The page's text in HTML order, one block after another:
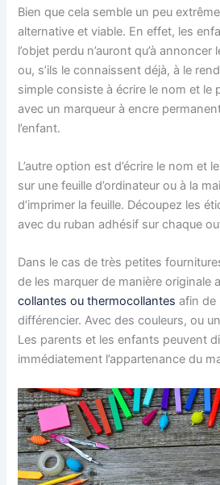
Bien que cela semble un peu
alternative et viable. En effet, les
l’objet perdu n’auront qu’à
ou, s’ils le connaissent déjà, à le
simple consiste à écrire le nom et le
avec un marqueur à encre
l’enfant.
L’autre option est d’écrire le nom et
sur une feuille d’ordinateur ou à la
d’imprimer la feuille. Découpez les
avec du ruban adhésif sur chaque
Dans le cas de très petites
de les marquer de manière originale
collantes ou thermocollantes afin de
différencier. Avec des couleurs, ou
Les parents et les enfants peuvent
immédiatement l’appartenance du